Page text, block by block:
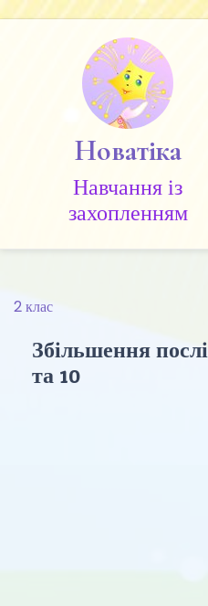
Skip
Новатіка
Навчання із
захопленням
2 клас
Збільшення
та 10